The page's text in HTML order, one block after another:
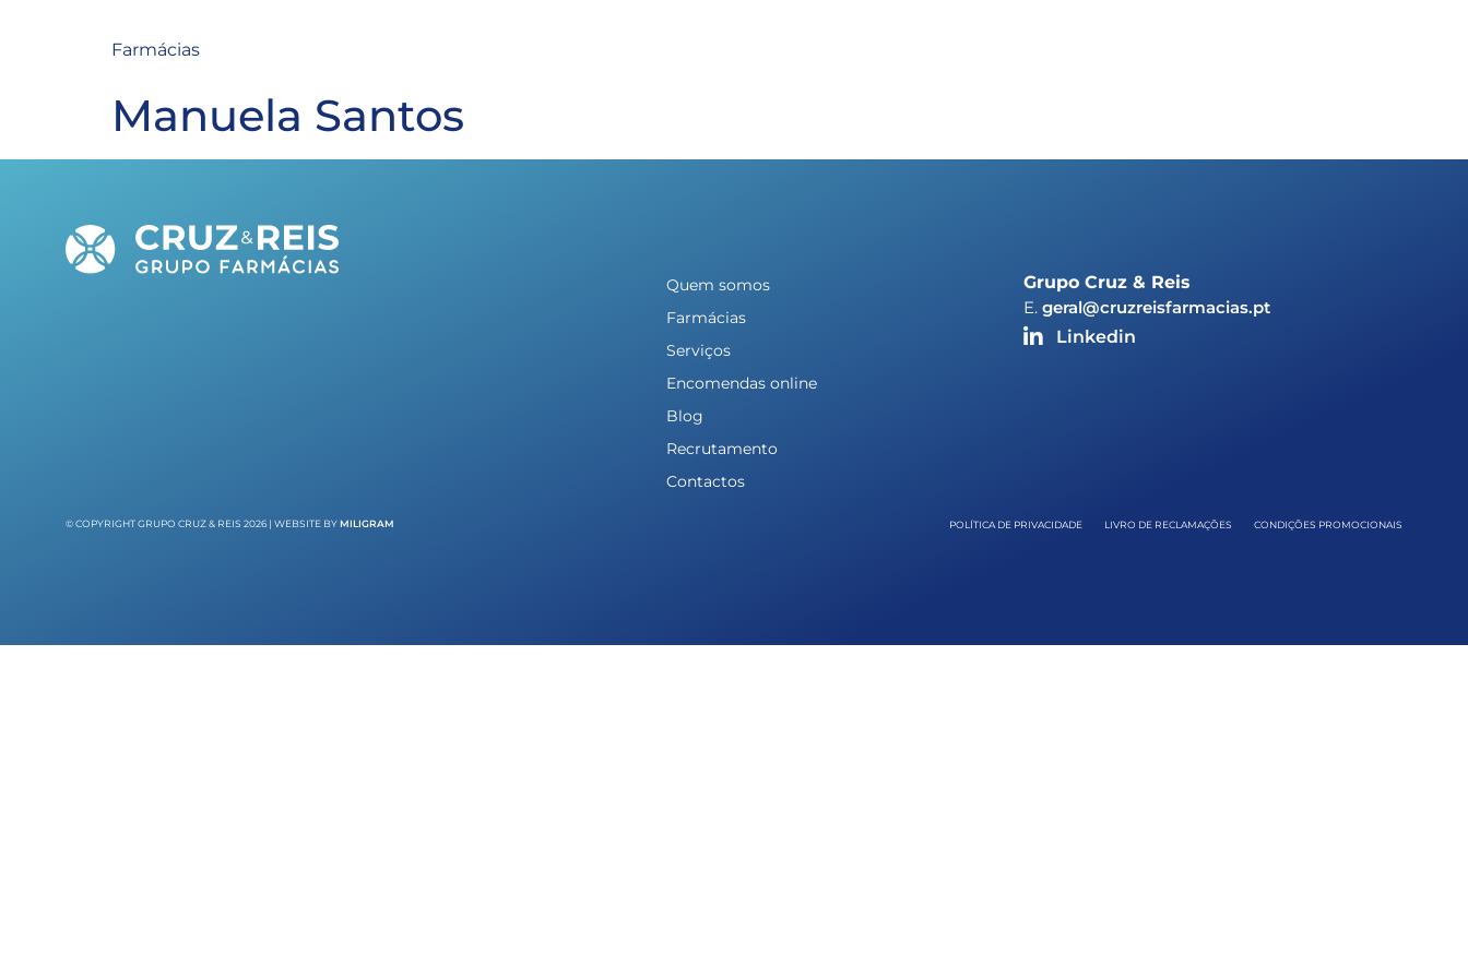
Farmácias
Manuela Santos
Quem somos
Farmácias
Serviços
Encomendas online
Blog
Recrutamento
Contactos
Grupo Cruz & Reis
E.geral@cruzreisfarmacias.pt
Linkedin
© COPYRIGHT GRUPO CRUZ & REIS 2026 | WEBSITE BYMILIGRAM POLÍTICA DE PRIVACIDADE LIVRO DE RECLAMAÇÕES CONDIÇÕES PROMOCIONAIS